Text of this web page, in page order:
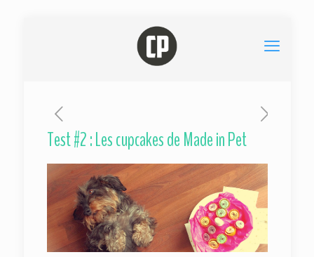
Test #2 : Les cupcakes de Made in Pet